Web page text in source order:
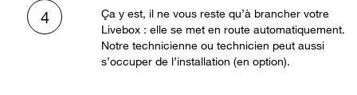
4
Ça y est, il ne vous reste qu’à brancher votre
Livebox : elle se met en route automatiquement.
Notre technicienne ou technicien peut aussi
s’occuper de l’installation (en option).